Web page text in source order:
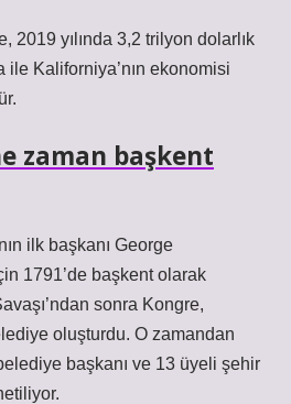
2019 yılında 3,2 trilyon dolarlık
ile Kaliforniya’nın ekonomisi
zaman başkent
ilk başkanı George
1791’de başkent olarak
sonra Kongre,
oluşturdu. O zamandan
başkanı ve 13 üyeli şehir